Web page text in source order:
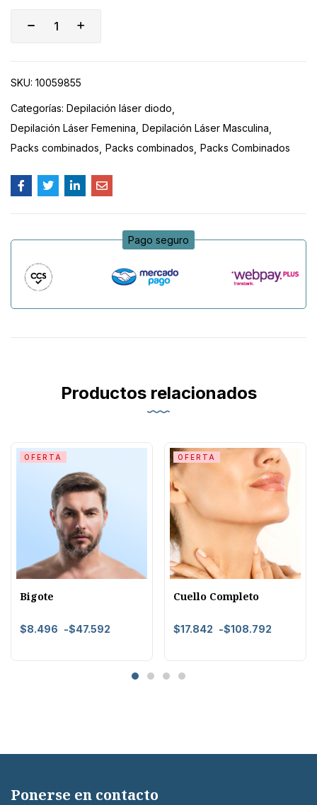
SKU: 10059855
Categorías: Depilación láser diodo
Depilación Láser Femenina Depilación Láser Masculina
Packs combinados Packs combinados Packs Combinados
Pago seguro
Productos relacionados
OFERTA
Bigote
$8.496 -$47.592
OFERTA
Cuello Completo
$17.842 -$108.792
Ponerse en contacto